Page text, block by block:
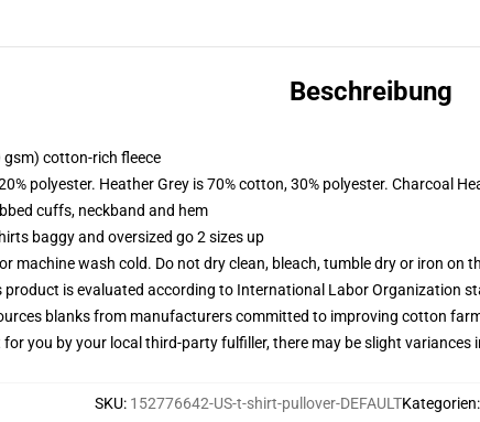
Beschreibung
cotton-rich fleece
polyester. Heather Grey is 70% cotton, 30% polyester. Charcoal
cuffs, neckband and hem
baggy and oversized go 2 sizes up
machine wash cold. Do not dry clean, bleach, tumble dry or iron on
is evaluated according to International Labor Organization
blanks from manufacturers committed to improving cotton
for you by your local third-party fulfiller, there may be slight variances
SKU: 152776642-US-t-shirt-pullover-DEFAULTKategorien: